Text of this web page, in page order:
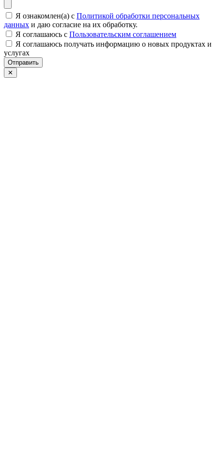
Я ознакомлен(а) с Политикой обработки персональных
данных и даю согласие на их обработку.
Я соглашаюсь c Пользовательским соглашением
Я соглашаюсь получать информацию о новых продуктах и
услугах
Отправить
✕